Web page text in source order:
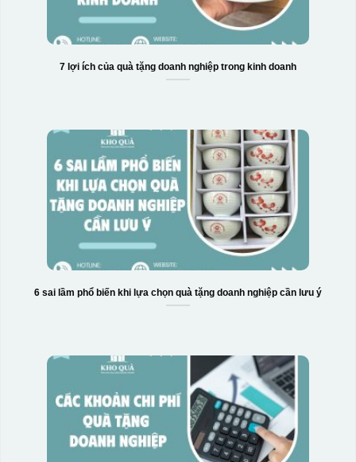
7 lợi ích của quà tặng doanh nghiệp trong kinh doanh
6 sai lầm phổ biến khi lựa chọn quà tặng doanh nghiệp cần lưu ý